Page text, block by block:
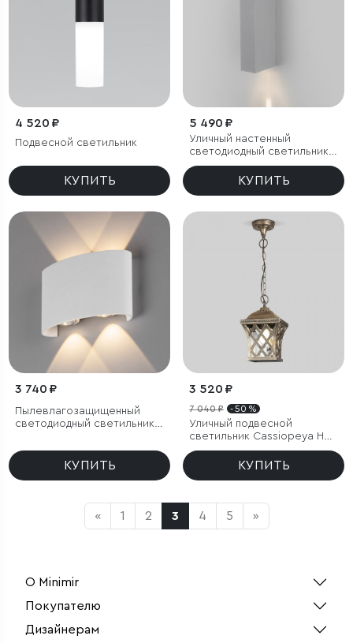
4 520 ₽
Подвесной светильник
КУПИТЬ
5 490 ₽
Уличный настенный
светодиодный светильник
Blaze LED IP65
КУПИТЬ
3 740 ₽
Пылевлагозащищенный
светодиодный светильник
КУПИТЬ
3 520 ₽
7 040 ₽ - 50 %
Уличный подвесной
светильник Cassiopeya H
черное золото IP44
КУПИТЬ
« 1 2 3 4 5 »
О Minimir
Покупателю
Дизайнерам